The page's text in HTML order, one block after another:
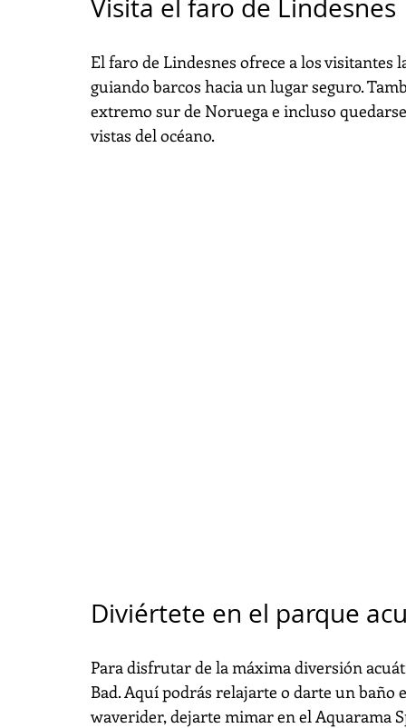
Visita el faro de Lindesnes
El faro de Lindesnes ofrece a los
guiando barcos hacia un lugar seguro.
extremo sur de Noruega e incluso
vistas del océano.
Diviértete en el parque
Para disfrutar de la máxima diversión
Bad. Aquí podrás relajarte o darte un baño
waverider, dejarte mimar en el Aquarama